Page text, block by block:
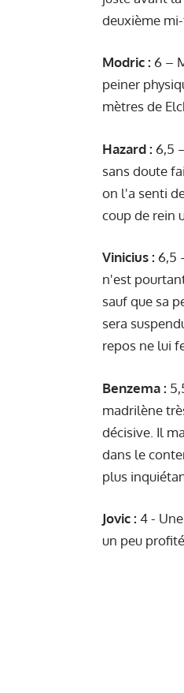
deuxième
Modric : 6 –
peiner
mètres de
Hazard : 6,5
sans doute
on l'a senti
coup de rein
Vinicius : 6,5
n'est
sauf que sa
sera
repos ne lui
Benzema :
madrilène
décisive. Il
dans le
plus
Jovic : 4 -
un peu